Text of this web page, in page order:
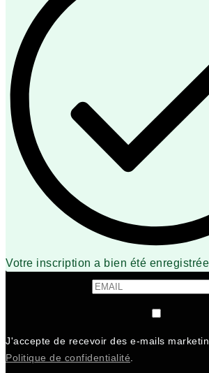
Votre inscription a bien été
J'accepte de recevoir des e-mails
Politique de confidentialité